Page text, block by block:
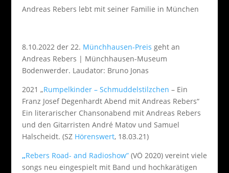
Andreas Rebers lebt mit seiner Familie in München
8.10.2022 der 22. Münchhausen-Preis geht an
Andreas Rebers | Münchhausen-Museum
Bodenwerder. Laudator: Bruno Jonas
2021 „Rumpelkinder – Schmuddelstilzchen – Ein
Franz Josef Degenhardt Abend mit Andreas Rebers“
Ein literarischer Chansonabend mit Andreas Rebers
und den Gitarristen André Matov und Samuel
Halscheidt. (SZ Hörenswert, 18.03.21)
„Rebers Road- and Radioshow”(VÖ 2020) vereint viele
songs neu eingespielt mit Band und hochkarätigen